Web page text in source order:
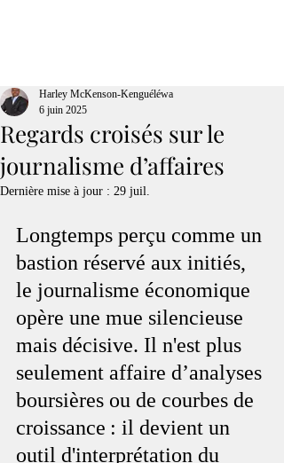
Regards croisés sur le
journalisme d’affaires
Harley McKenson-Kenguéléwa
6 juin 2025
Dernière mise à jour : 29 juil.
Longtemps perçu comme un
bastion réservé aux initiés,
le journalisme économique
opère une mue silencieuse
mais décisive. Il n'est plus
seulement affaire d’analyses
boursières ou de courbes de
croissance : il devient un
outil d'interprétation du